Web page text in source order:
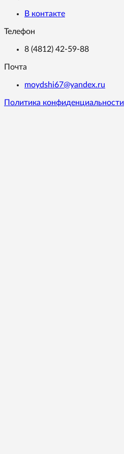
В контакте
Телефон
8 (4812) 42-59-88
Почта
moydshi67@yandex.ru
Политика конфиденциальности